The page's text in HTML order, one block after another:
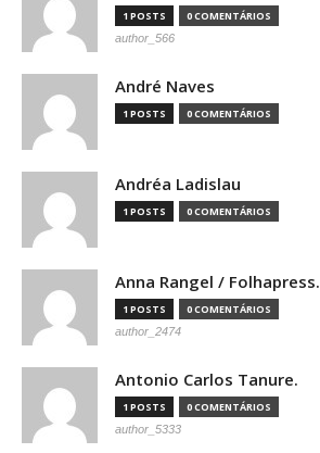
1 POSTS 0 COMENTÁRIOS
author_566
André Naves
1 POSTS 0 COMENTÁRIOS
Andréa Ladislau
1 POSTS 0 COMENTÁRIOS
Anna Rangel / Folhapress.
1 POSTS 0 COMENTÁRIOS
author_2474
Antonio Carlos Tanure.
1 POSTS 0 COMENTÁRIOS
author_5333